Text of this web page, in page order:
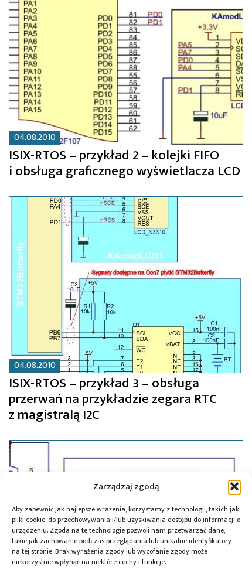
Zarządzaj zgodą
Aby zapewnić jak najlepsze wrażenia, korzystamy z technologii, takich jak
pliki cookie, do przechowywania i/lub uzyskiwania dostępu do informacji o
urządzeniu. Zgoda na te technologie pozwoli nam przetwarzać dane,
takie jak zachowanie podczas przeglądania lub unikalne identyfikatory
na tej stronie. Brak wyrażenia zgody lub wycofanie zgody może
niekorzystnie wpłynąć na niektóre cechy i funkcje.
04.08.2010
ISIX-RTOS – przykład 2 – kolejki FIFO
i obsługa graficznego wyświetlacza LCD
04.08.2010
ISIX-RTOS – przykład 3 – obsługa
przerwań na przykładzie zegara RTC
z magistralą I2C